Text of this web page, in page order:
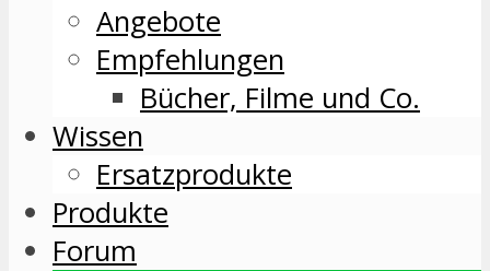
Angebote
Empfehlungen
Bücher, Filme und Co.
Wissen
Ersatzprodukte
Produkte
Forum